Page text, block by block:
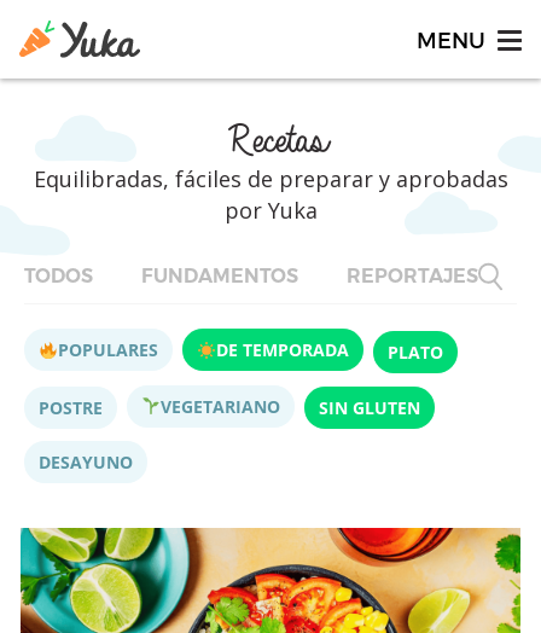
Recetas
Equilibradas, fáciles de preparar y aprobadas
por Yuka
TODOS FUNDAMENTOS REPORTAJES
POPULARES DE TEMPORADA PLATO
POSTRE VEGETARIANO SIN GLUTEN
DESAYUNO